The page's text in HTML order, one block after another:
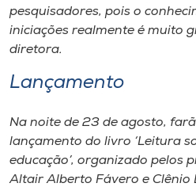
A+
A-
pesquisadores, pois o
iniciações realmente é muito
diretora.
Lançamento
Na noite de 23 de agosto,
lançamento do livro ‘Leitura
educação’, organizado pelos
Altair Alberto Fávero e Clênio